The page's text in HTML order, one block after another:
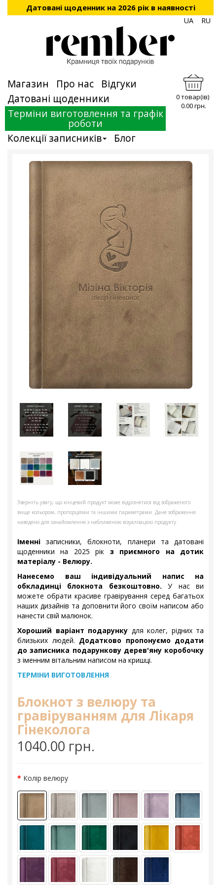
Датовані щоденник на 2026 рік в наявності
UA RU
Магазин Про нас
Відгуки
Датовані щоденники
Терміни виготовлення та графік
роботи
Колекції записників
Блог
0 товар(ів)
0.00 грн.
Зверніть увагу, що кінцевий продукт може відрізнятися від зображеного
вище кольором, пропорціями та іншими параметрами. Дане зображення
наведено для ознайомлення з наближеною візуалізацією продукту.
Іменні записники, блокноти, планери та датовані
щоденники на 2025 рік з приємного на дотик
матеріалу - Велюру.
Нанесемо ваш індивідуальний напис на
обкладинці блокнота безкоштовно.У нас ви
можете обрати красиве гравірування серед багатьох
наших дизайнів та доповнити його своїм написом або
нанести свій малюнок.
Хороший варіант подарунку для колег, рідних та
близьких людей. Додатково пропонуємо додати
до записника подарункову дерев'яну коробочку
з іменним вітальним написом на кришці.
ТЕРМІНИ ВИГОТОВЛЕННЯ
Блокнот з велюру та
гравіруванням для Лікаря
Гінеколога
1040.00 грн.
Колір велюру